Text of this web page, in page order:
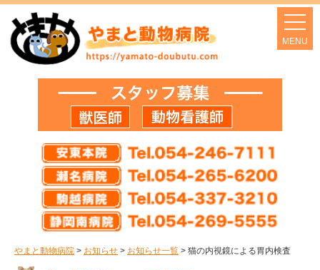
やまと動物病院 > お知らせ > お知らせ一覧 > 猫の内視鏡による胃内検査